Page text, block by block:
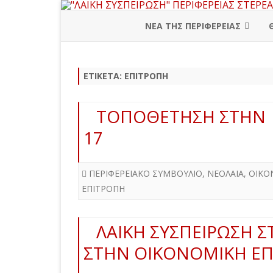
ΝΕΑ ΤΗΣ ΠΕΡΙΦΕΡΕΙΑΣ
ΒΟΙΩΤΙΑ
ΦΩΚΙΔΑ
ΕΤΙΚΈΤΑ: ΕΠΙΤΡΟΠΗ
ΤΟΠΟΘΕΤΗΣΗ ΣΤΗΝ
17
ΠΕΡΙΦΕΡΕΙΑΚΟ ΣΥΜΒΟΥΛΙΟ, ΝΕΟΛΑΙΑ,
ΕΠΙΤΡΟΠΗ
ΛΑΙΚΗ ΣΥΣΠΕΙΡΩΣΗ
ΣΤΗΝ ΟΙΚΟΝΟΜΙΚΗ